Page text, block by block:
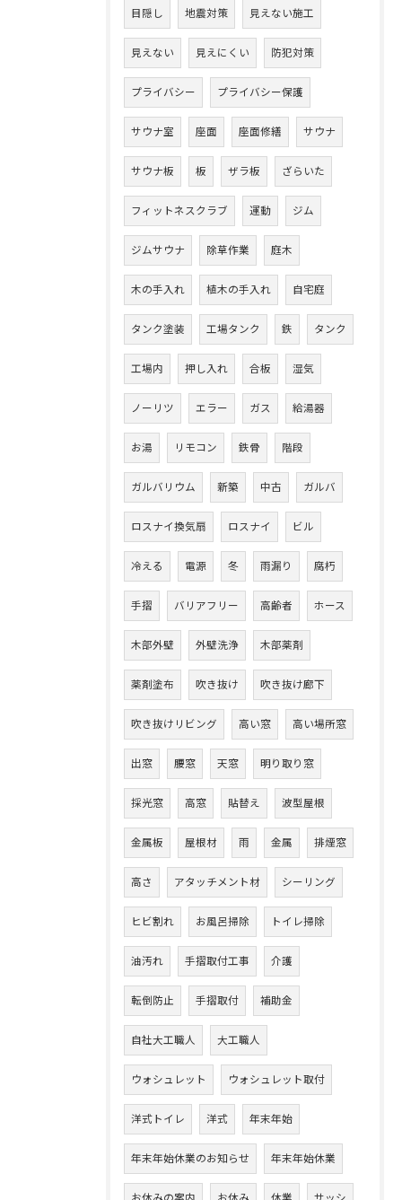
目隠し 地震対策 見えない施工
見えない 見えにくい 防犯対策
プライバシー プライバシー保護
サウナ室 座面 座面修繕 サウナ
サウナ板 板 ザラ板 ざらいた
フィットネスクラブ 運動 ジム
ジムサウナ 除草作業 庭木
木の手入れ 植木の手入れ 自宅庭
タンク塗装 工場タンク 鉄 タンク
工場内 押し入れ 合板 湿気
ノーリツ エラー ガス 給湯器
お湯 リモコン 鉄骨 階段
ガルバリウム 新築 中古 ガルバ
ロスナイ換気扇 ロスナイ ビル
冷える 電源 冬 雨漏り 腐朽
手摺 バリアフリー 高齢者 ホース
木部外壁 外壁洗浄 木部薬剤
薬剤塗布 吹き抜け 吹き抜け廊下
吹き抜けリビング 高い窓 高い場所窓
出窓 腰窓 天窓 明り取り窓
採光窓 高窓 貼替え 波型屋根
金属板 屋根材 雨 金属 排煙窓
高さ アタッチメント材 シーリング
ヒビ割れ お風呂掃除 トイレ掃除
油汚れ 手摺取付工事 介護
転倒防止 手摺取付 補助金
自社大工職人 大工職人
ウォシュレット ウォシュレット取付
洋式トイレ 洋式 年末年始
年末年始休業のお知らせ 年末年始休業